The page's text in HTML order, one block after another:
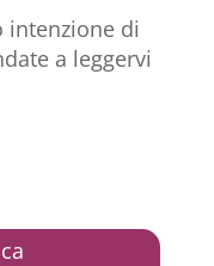
intenzione di
a leggervi